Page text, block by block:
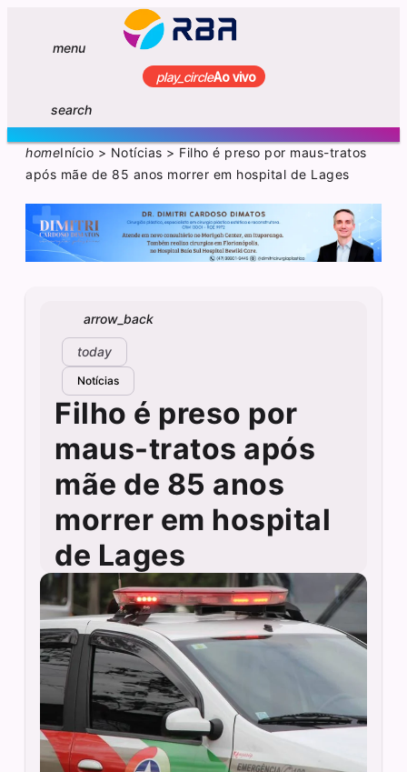
menu
play_circleAo vivo
search
homeInício > Notícias > Filho é preso por maus-tratos
após mãe de 85 anos morrer em hospital de Lages
arrow_back
today
Notícias
Filho é preso por
maus-tratos após
mãe de 85 anos
morrer em hospital
de Lages